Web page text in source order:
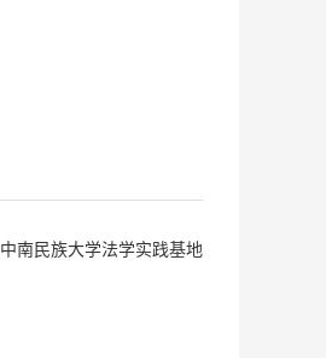
中南民族大学法学实践基地